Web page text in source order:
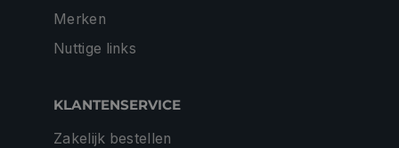
Merken
Nuttige links
KLANTENSERVICE
Zakelijk bestellen